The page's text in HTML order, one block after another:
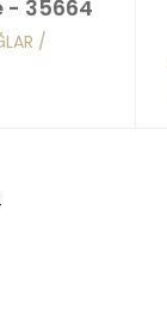
- 35664
/